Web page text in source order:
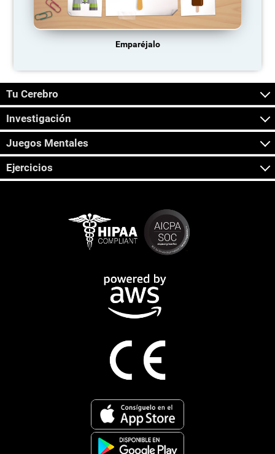
Emparéjalo
Tu Cerebro
Investigación
Juegos Mentales
Ejercicios